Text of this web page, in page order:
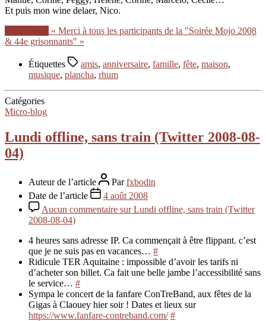
Et puis mon wine delaer, Nico.
« Merci à tous les participants de la "Soirée Mojo 2008
& 44e grisonnants" »
Étiquettes amis, anniversaire, famille, fête, maison,
musique, plancha, rhum
Catégories
Micro-blog
Lundi offline, sans train (Twitter 2008-08-
04)
Auteur de l’article Parfxbodin
Date de l’article
4 août 2008
Aucun commentaire sur Lundi offline, sans train (Twitter
2008-08-04)
4 heures sans adresse IP. Ca commençait à être flippant. c’est
que je ne suis pas en vacances… #
Ridicule TER Aquitaine : impossible d’avoir les tarifs ni
d’acheter son billet. Ca fait une belle jambe l’accessibilité sans
le service… #
Sympa le concert de la fanfare ConTreBand, aux fêtes de la
Gigas à Claouey hier soir ! Dates et lieux sur
https://www.fanfare-contreband.com/ #